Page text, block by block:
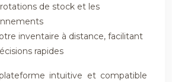
de stock et les
inventaire à distance, facilitant
rapides
intuitive et compatible